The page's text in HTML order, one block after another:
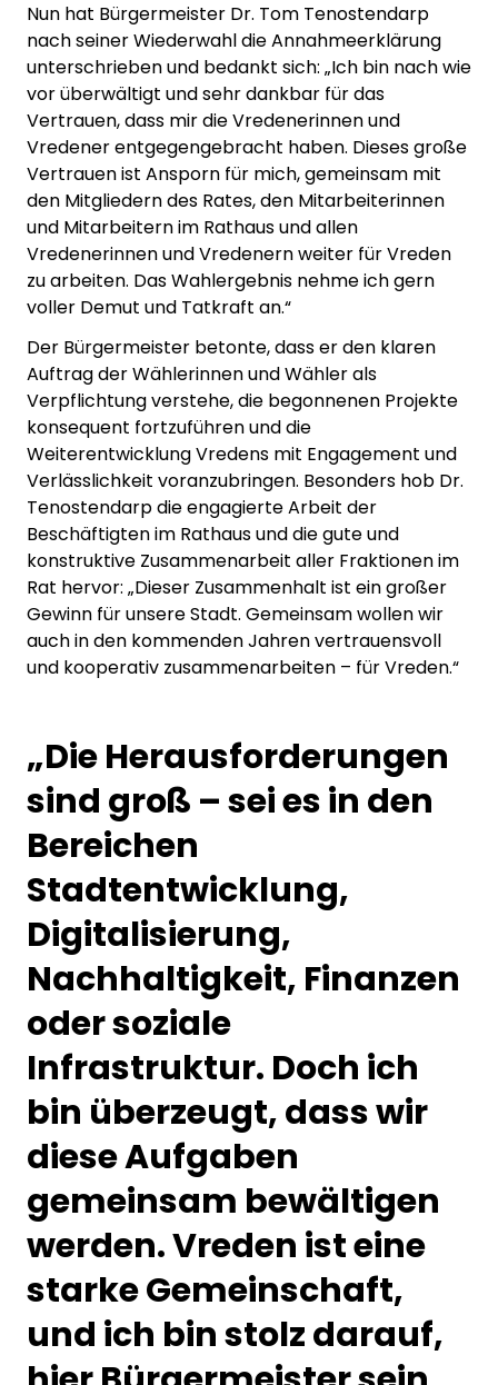
Nun hat Bürgermeister Dr. Tom Tenostendarp
nach seiner Wiederwahl die Annahmeerklärung
unterschrieben und bedankt sich: „Ich bin nach wie
vor überwältigt und sehr dankbar für das
Vertrauen, dass mir die Vredenerinnen und
Vredener entgegengebracht haben. Dieses große
Vertrauen ist Ansporn für mich, gemeinsam mit
den Mitgliedern des Rates, den Mitarbeiterinnen
und Mitarbeitern im Rathaus und allen
Vredenerinnen und Vredenern weiter für Vreden
zu arbeiten. Das Wahlergebnis nehme ich gern
voller Demut und Tatkraft an.“
Der Bürgermeister betonte, dass er den klaren
Auftrag der Wählerinnen und Wähler als
Verpflichtung verstehe, die begonnenen Projekte
konsequent fortzuführen und die
Weiterentwicklung Vredens mit Engagement und
Verlässlichkeit voranzubringen. Besonders hob Dr.
Tenostendarp die engagierte Arbeit der
Beschäftigten im Rathaus und die gute und
konstruktive Zusammenarbeit aller Fraktionen im
Rat hervor: „Dieser Zusammenhalt ist ein großer
Gewinn für unsere Stadt. Gemeinsam wollen wir
auch in den kommenden Jahren vertrauensvoll
und kooperativ zusammenarbeiten – für Vreden.“
„Die Herausforderungen
sind groß – sei es in den
Bereichen
Stadtentwicklung,
Digitalisierung,
Nachhaltigkeit, Finanzen
oder soziale
Infrastruktur. Doch ich
bin überzeugt, dass wir
diese Aufgaben
gemeinsam bewältigen
werden. Vreden ist eine
starke Gemeinschaft,
und ich bin stolz darauf,